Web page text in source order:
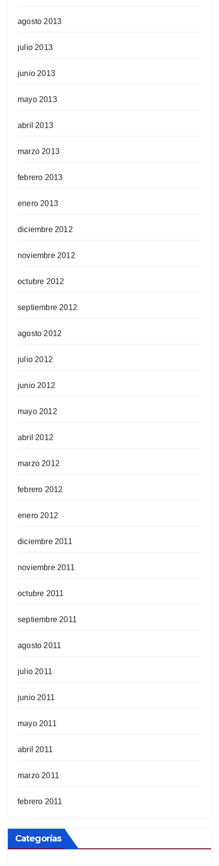
agosto 2013
julio 2013
junio 2013
mayo 2013
abril 2013
marzo 2013
febrero 2013
enero 2013
diciembre 2012
noviembre 2012
octubre 2012
septiembre 2012
agosto 2012
julio 2012
junio 2012
mayo 2012
abril 2012
marzo 2012
febrero 2012
enero 2012
diciembre 2011
noviembre 2011
octubre 2011
septiembre 2011
agosto 2011
julio 2011
junio 2011
mayo 2011
abril 2011
marzo 2011
febrero 2011
Categorías